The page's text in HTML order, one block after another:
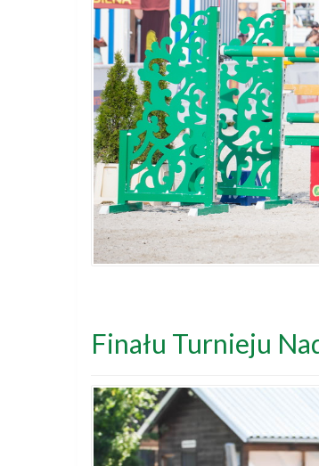
Finału Turnieju